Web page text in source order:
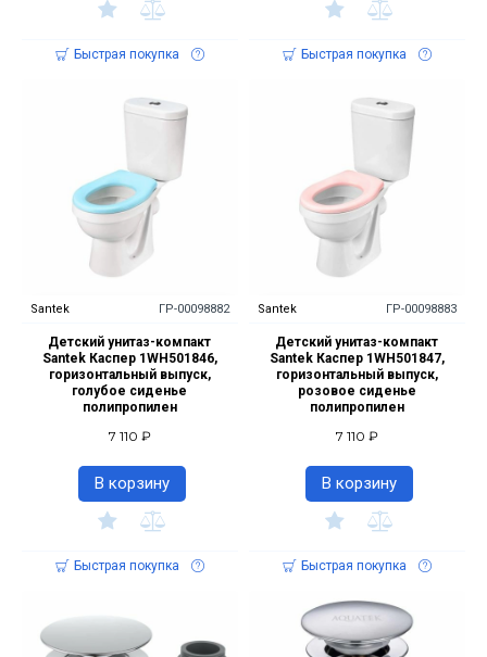
Быстрая покупка Быстрая покупка
Santek ГР-00098882
Детский унитаз-компакт
Santek Каспер 1WH501846,
горизонтальный выпуск,
голубое сиденье
полипропилен
7 110 ₽
В корзину
Быстрая покупка
Santek ГР-00098883
Детский унитаз-компакт
Santek Каспер 1WH501847,
горизонтальный выпуск,
розовое сиденье
полипропилен
7 110 ₽
В корзину
Быстрая покупка